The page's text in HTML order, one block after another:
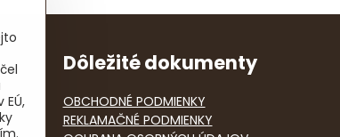
Dôležité dokumenty
OBCHODNÉ PODMIENKY
REKLAMAČNÉ PODMIENKY